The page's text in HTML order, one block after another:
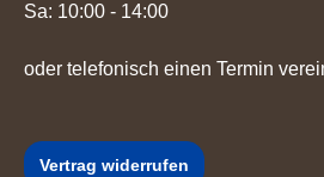
Sa: 10:00 - 14:00
oder telefonisch einen Termin
Vertrag widerrufen